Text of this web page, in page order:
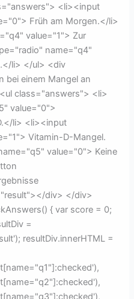
<li><input
Früh am Morgen.</li>
value="1"> Zur
name="q4"
li> </ul> <div
bei einem Mangel an
class="answers"> <li>
value="0">
li> <li><input
Vitamin-D-Mangel.
value="0"> Keine
div> </div>
{ var score = 0;
=
resultDiv.innerHTML =